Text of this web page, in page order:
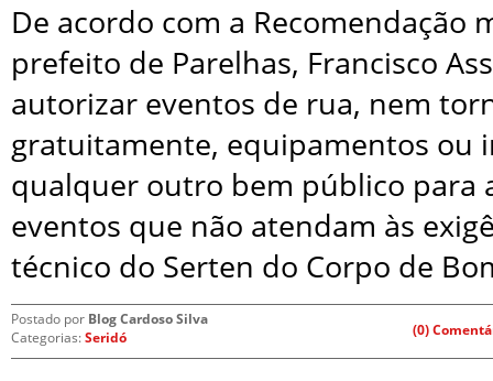
De acordo com a Recomendação
prefeito de Parelhas, Francisco
autorizar eventos de rua, nem
gratuitamente, equipamentos ou
qualquer outro bem público para
eventos que não atendam às
técnico do Serten do Corpo de
Postado por Blog Cardoso Silva
Categorias:Seridó (0)